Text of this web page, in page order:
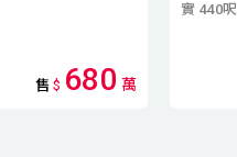
售 $ 680 萬
實 440呎